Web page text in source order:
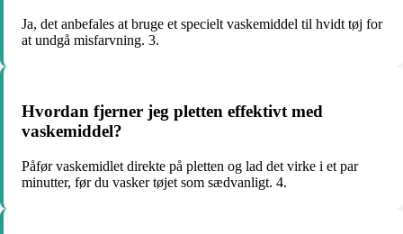
Ja, det anbefales at bruge et specielt vaskemiddel til hvidt tøj for
at undgå misfarvning. 3.
Hvordan fjerner jeg pletten effektivt med
vaskemiddel?
Påfør vaskemidlet direkte på pletten og lad det virke i et par
minutter, før du vasker tøjet som sædvanligt. 4.